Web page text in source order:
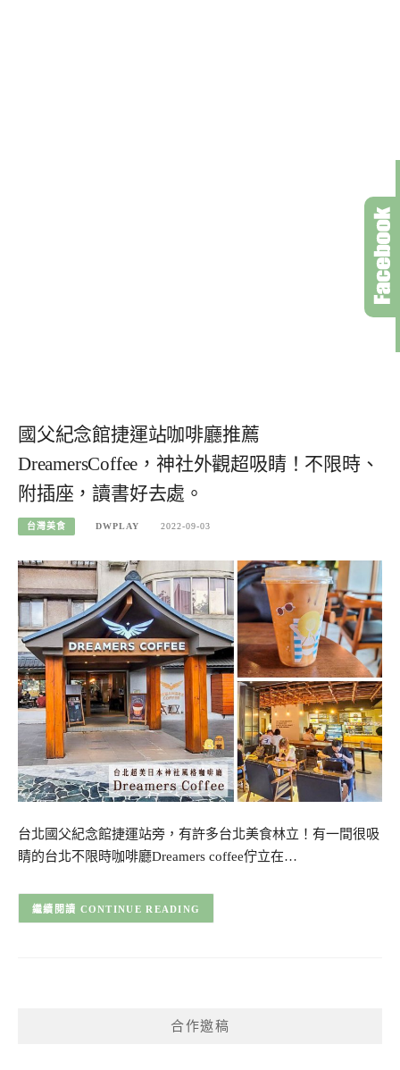
國父紀念館捷運站咖啡廳推薦
DreamersCoffee，神社外觀超吸睛！不限時、
附插座，讀書好去處。
台灣美食 DWPLAY 2022-09-03
台北國父紀念館捷運站旁，有許多台北美食林立！有一間很吸
睛的台北不限時咖啡廳Dreamers coffee佇立在…
CONTINUE READING
合作邀稿